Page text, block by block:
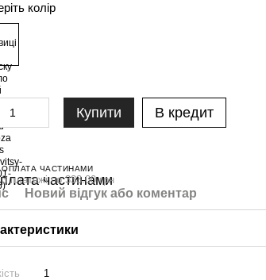
колір
Купити В кредит
ОПЛАТА ЧАСТИНАМИ
3 платежі по 333.00 грн
Новий відгук або коментар
1